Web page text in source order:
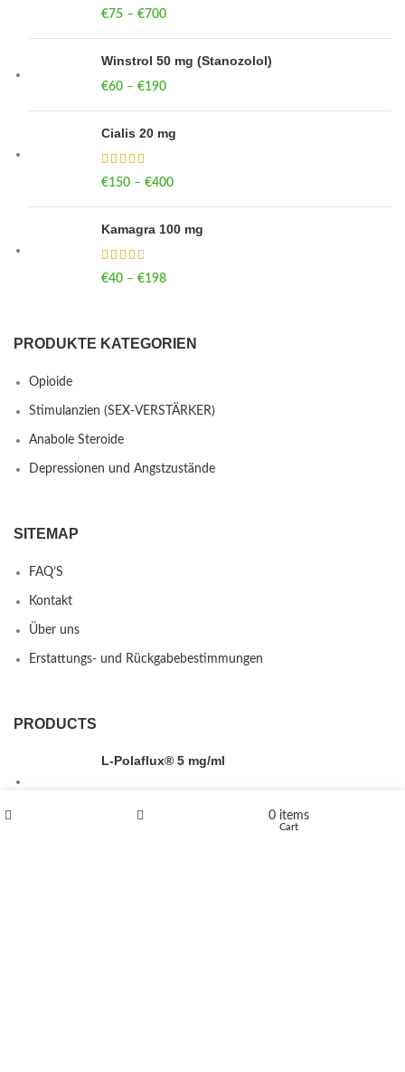
€75 – €700
Winstrol 50 mg (Stanozolol)
€60 – €190
Cialis 20 mg
€150 – €400
Kamagra 100 mg
€40 – €198
PRODUKTE KATEGORIEN
Opioide
Stimulanzien (SEX-VERSTÄRKER)
Anabole Steroide
Depressionen und Angstzustände
SITEMAP
FAQ’S
Kontakt
Über uns
Erstattungs- und Rückgabebestimmungen
PRODUCTS
L-Polaflux® 5 mg/ml
0 items
Cart